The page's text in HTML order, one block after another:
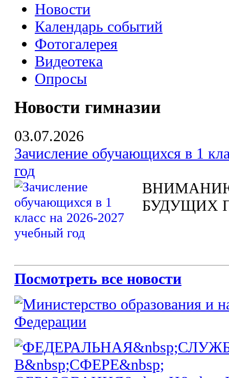
Новости
Календарь событий
Фотогалерея
Видеотека
Опросы
Новости гимназии
03.07.2026
Зачисление обучающихся в 1
год
БУДУЩИХ
Посмотреть все новости